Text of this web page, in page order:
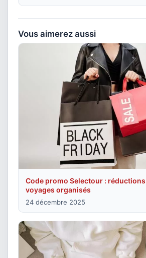
Vous aimerez aussi
Code promo Selectour :
voyages organisés
24 décembre 2025